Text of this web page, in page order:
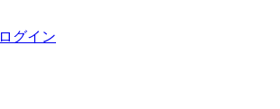
ログイン